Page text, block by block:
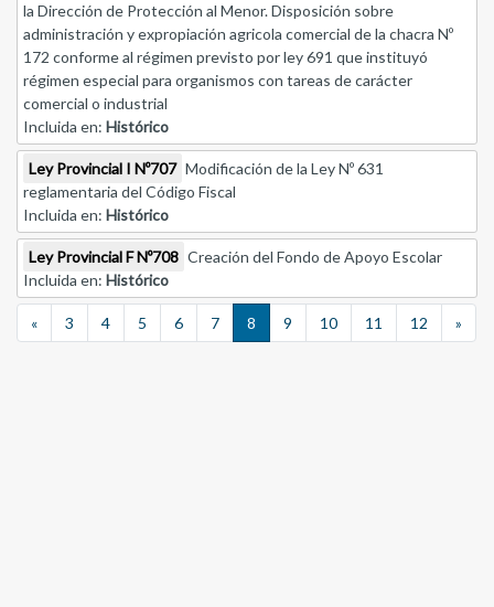
la Dirección de Protección al Menor. Disposición sobre
administración y expropiación agricola comercial de la chacra Nº
172 conforme al régimen previsto por ley 691 que instituyó
régimen especial para organismos con tareas de carácter
comercial o industrial
Incluida en: Histórico
Ley Provincial I Nº707 Modificación de la Ley Nº 631
reglamentaria del Código Fiscal
Incluida en: Histórico
Ley Provincial F Nº708 Creación del Fondo de Apoyo Escolar
Incluida en: Histórico
«Previous
3 4 5 6 7 8 9 10 11 12 »